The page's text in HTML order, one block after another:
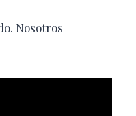
Nosotros